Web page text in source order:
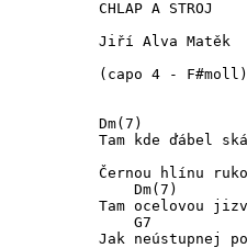
CHLAP A STROJ
Jiří Alva Matěk
(capo 4 -
Dm(7)
Tam kde ďábel
Černou hlínu
Tam ocelovou
G7
Jak neústupnej